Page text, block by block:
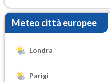
Meteo città europee
Londra
Parigi